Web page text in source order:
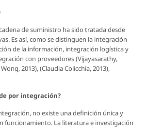
de suministro ha sido tratada desde
Es así, como se distinguen la integración
de la información, integración logística y
con proveedores (Vijayasarathy,
2013), (Claudia Colicchia, 2013),
por integración?
no existe una definición única y
funcionamiento. La literatura e investigación